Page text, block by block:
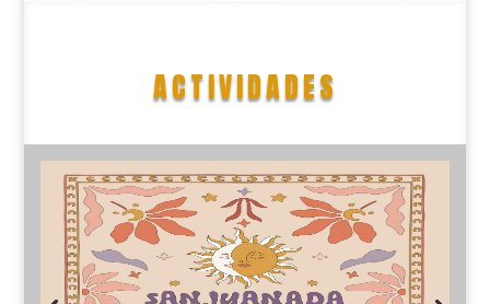
ACTIVIDADES